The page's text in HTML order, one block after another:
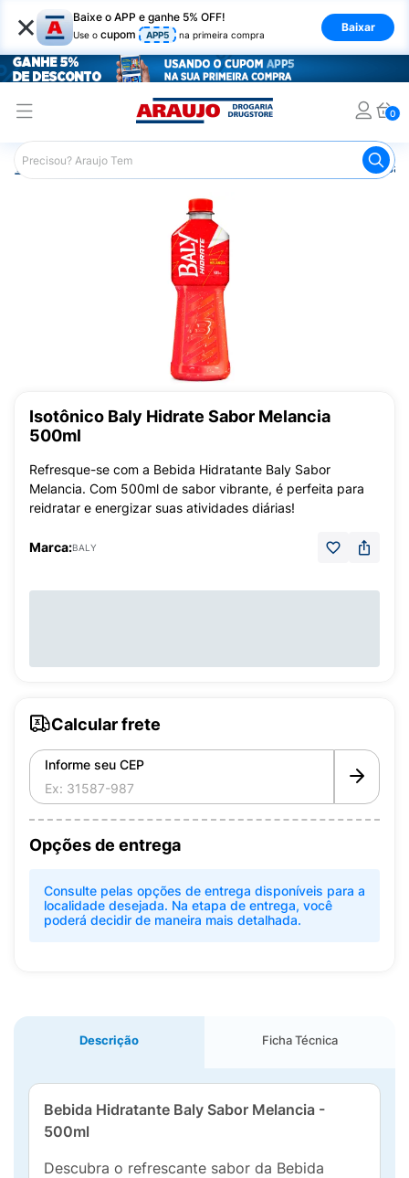
× Baixe o APP e ganhe 5% OFF!
Use o cupom APP5 na primeira compra
Baixar
0
Araujo Mercado Isotônico
Isotônico Baly Hidrate Sabor Melancia
500ml
Refresque-se com a Bebida Hidratante Baly Sabor
Melancia. Com 500ml de sabor vibrante, é perfeita para
reidratar e energizar suas atividades diárias!
Marca:BALY
Calcular frete
Informe seu CEP
Opções de entrega
Consulte pelas opções de entrega disponíveis para a
localidade desejada. Na etapa de entrega, você
poderá decidir de maneira mais detalhada.
Descrição Ficha Técnica
Bebida Hidratante Baly Sabor Melancia -
500ml
Descubra o refrescante sabor da Bebida